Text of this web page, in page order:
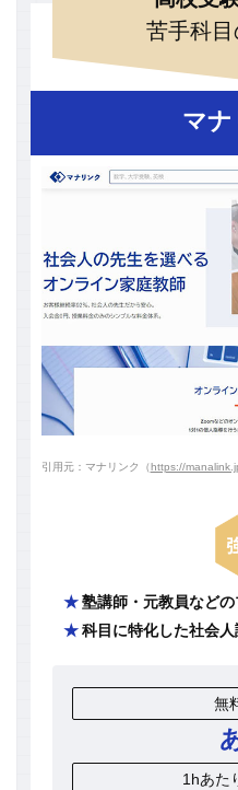
苦手科
マナ
引用元：マナリンク（ https://
塾講師・元教員など
科目に特化した社会人
無
1hあた